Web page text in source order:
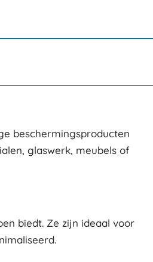
beschermingsproducten
glaswerk, meubels of
biedt. Ze zijn ideaal voor